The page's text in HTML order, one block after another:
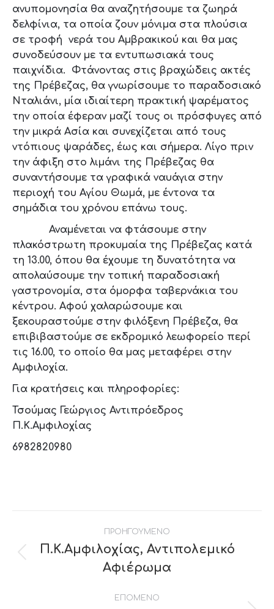
ανυπομονησία θα αναζητήσουμε τα ζωηρά
δελφίνια, τα οποία ζουν μόνιμα στα πλούσια
σε τροφή νερά του Αμβρακικού και θα μας
συνοδεύσουν με τα εντυπωσιακά τους
παιχνίδια. Φτάνοντας στις βραχώδεις ακτές
της Πρέβεζας, θα γνωρίσουμε το παραδοσιακό
Νταλιάνι, μία ιδιαίτερη πρακτική ψαρέματος
την οποία έφεραν μαζί τους οι πρόσφυγες από
την μικρά Ασία και συνεχίζεται από τους
ντόπιους ψαράδες, έως και σήμερα. Λίγο πριν
την άφιξη στο λιμάνι της Πρέβεζας θα
συναντήσουμε τα γραφικά ναυάγια στην
περιοχή του Αγίου Θωμά, με έντονα τα
σημάδια του χρόνου επάνω τους.
Αναμένεται να φτάσουμε στην
πλακόστρωτη προκυμαία της Πρέβεζας κατά
τη 13.00, όπου θα έχουμε τη δυνατότητα να
απολαύσουμε την τοπική παραδοσιακή
γαστρονομία, στα όμορφα ταβερνάκια του
κέντρου. Αφού χαλαρώσουμε και
ξεκουραστούμε στην φιλόξενη Πρέβεζα, θα
επιβιβαστούμε σε εκδρομικό λεωφορείο περί
τις 16.00, το οποίο θα μας μεταφέρει στην
Αμφιλοχία.
Για κρατήσεις και πληροφορίες:
Τσούμας Γεώργιος Αντιπρόεδρος
Π.Κ.Αμφιλοχίας
6982820980
navigation
ΠΡΟΗΓΟΥΜΕΝΟ
Previous
post:
Π.Κ.Αμφιλοχίας, Αντιπολεμικό
Αφιέρωμα
ΕΠΟΜΕΝΟ